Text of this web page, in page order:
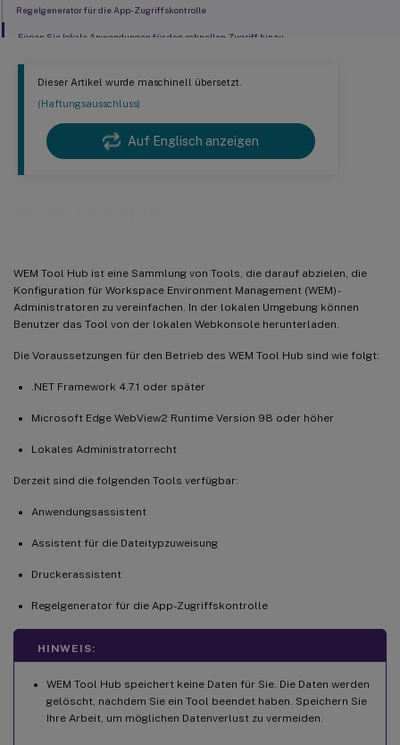
Dieser Artikel wurde maschinell übersetzt.
(Haftungsausschluss)
Auf Englisch anzeigen
WEM Tool Hub ist eine Sammlung von Tools, die darauf abzielen, die
Konfiguration für Workspace Environment Management (WEM) -
Administratoren zu vereinfachen. In der lokalen Umgebung können
Benutzer das Tool von der lokalen Webkonsole herunterladen.
Die Voraussetzungen für den Betrieb des WEM Tool Hub sind wie folgt:
.NET Framework 4.7.1 oder später
Microsoft Edge WebView2 Runtime Version 98 oder höher
Lokales Administratorrecht
Derzeit sind die folgenden Tools verfügbar:
Anwendungsassistent
Assistent für die Dateitypzuweisung
Druckerassistent
Regelgenerator für die App-Zugriffskontrolle
HINWEIS:
WEM Tool Hub speichert keine Daten für Sie. Die Daten werden
gelöscht, nachdem Sie ein Tool beendet haben. Speichern Sie
Ihre Arbeit, um möglichen Datenverlust zu vermeiden.
Regelgenerator für die App-Zugriffskontrolle
Fügen Sie lokale Anwendungen für den schnellen Zugriff hinzu